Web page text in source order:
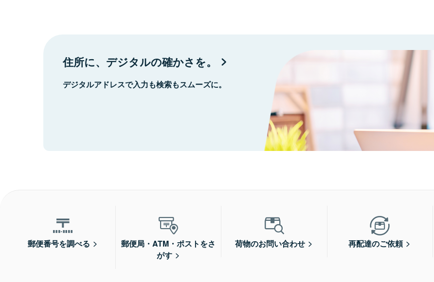
住所に、デジタルの確かさを。
デジタルアドレスで入力も検索もスムーズに。
郵便番号を調べる
郵便局・ATM・ポストをさ
がす
荷物のお問い合わせ 再配達のご依頼